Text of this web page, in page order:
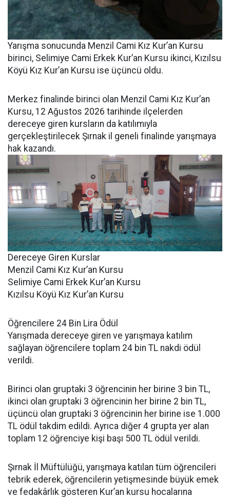
Yarışma sonucunda Menzil Cami Kız Kur’an Kursu
birinci, Selimiye Cami Erkek Kur’an Kursu ikinci, Kızılsu
Köyü Kız Kur’an Kursu ise üçüncü oldu.
Merkez finalinde birinci olan Menzil Cami Kız Kur’an
Kursu, 12 Ağustos 2026 tarihinde ilçelerden
dereceye giren kursların da katılımıyla
gerçekleştirilecek Şırnak il geneli finalinde yarışmaya
hak kazandı.
Dereceye Giren Kurslar
Menzil Cami Kız Kur’an Kursu
Selimiye Cami Erkek Kur’an Kursu
Kızılsu Köyü Kız Kur’an Kursu
Öğrencilere 24 Bin Lira Ödül
Yarışmada dereceye giren ve yarışmaya katılım
sağlayan öğrencilere toplam 24 bin TL nakdi ödül
verildi.
Birinci olan gruptaki 3 öğrencinin her birine 3 bin TL,
ikinci olan gruptaki 3 öğrencinin her birine 2 bin TL,
üçüncü olan gruptaki 3 öğrencinin her birine ise 1.000
TL ödül takdim edildi. Ayrıca diğer 4 grupta yer alan
toplam 12 öğrenciye kişi başı 500 TL ödül verildi.
Şırnak İl Müftülüğü, yarışmaya katılan tüm öğrencileri
tebrik ederek, öğrencilerin yetişmesinde büyük emek
ve fedakârlık gösteren Kur’an kursu hocalarına